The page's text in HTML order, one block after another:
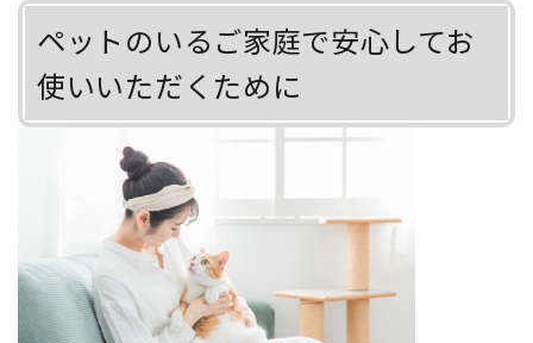
ペットのいるご家庭で安心してお
使いいただくために